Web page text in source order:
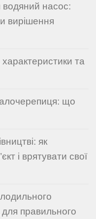
насос:
вирішення
та
що
як
і врятувати свої
для правильного